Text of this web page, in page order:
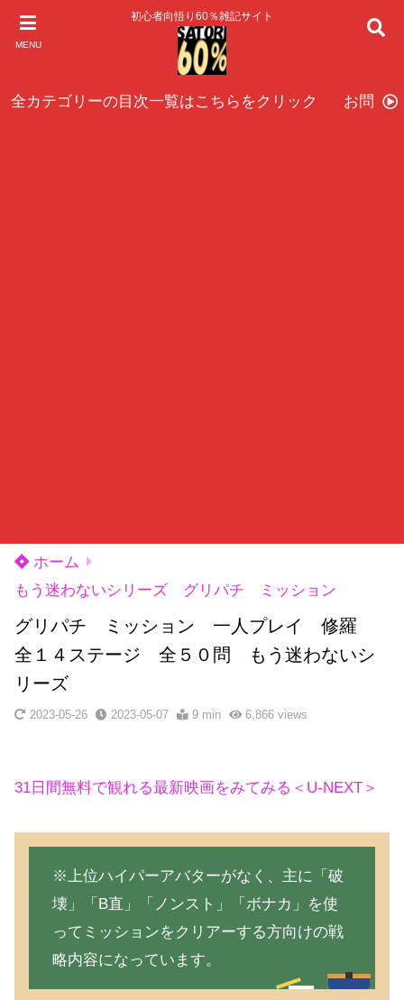
MENU
初心者向悟り60％雑記サイト
全カテゴリーの目次一覧はこちらをクリック お問い
ホーム
もう迷わないシリーズ グリパチ ミッション
グリパチ ミッション 一人プレイ 修羅
全１４ステージ 全５０問 もう迷わないシ
リーズ
2023-05-26 2023-05-07 9 min 6,866views
31日間無料で観れる最新映画をみてみる＜U-NEXT＞
※上位ハイパーアバターがなく、主に「破
壊」「B直」「ノンスト」「ボナカ」を使
ってミッションをクリアーする方向けの戦
略内容になっています。